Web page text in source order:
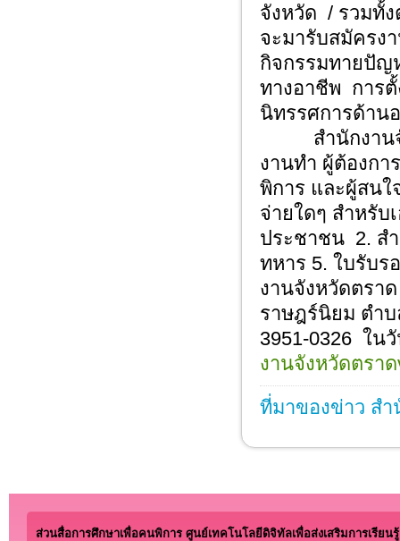
จังหวัด / รวมทั้
จะมารับสมัครง
กิจกรรมทายปัญ
ทางอาชีพ การ
นิทรรศการด้าน
สำนักงานจัด
งานทำ ผู้ต้องกา
พิการ และผู้สนใ
จ่ายใดๆ สำหรับ
ประชาชน 2. ส
ทหาร 5. ใบรับ
งานจังหวัดตรา
ราษฎร์นิยม ตำบ
3951-0326 ใน
งานจังหวัดตรา
ที่มาของข่าว ส
ส่วนสื่อการศึกษาเพื่อคนพิการ ศูนย์เทคโนโลยีดิจิทัลเพื่อส่งเสริมการเรียนรู้